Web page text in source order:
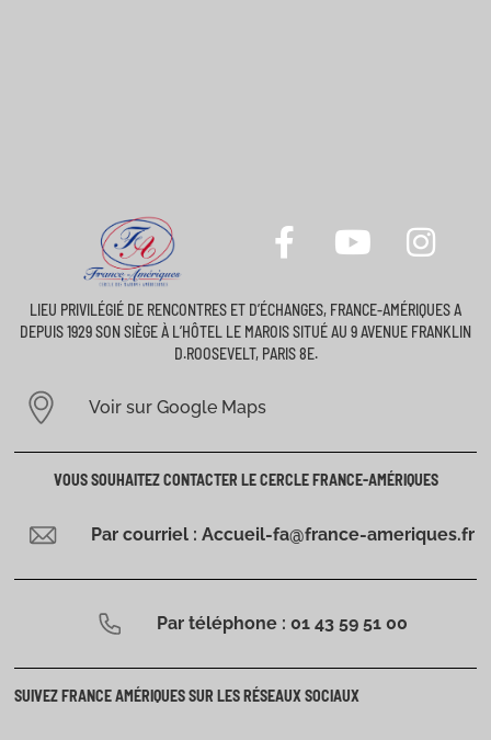
LIEU PRIVILÉGIÉ DE RENCONTRES ET D’ÉCHANGES, FRANCE-AMÉRIQUES A
DEPUIS 1929 SON SIÈGE À L’HÔTEL LE MAROIS SITUÉ AU 9 AVENUE FRANKLIN
D.ROOSEVELT, PARIS 8E.
Voir sur Google Maps
VOUS SOUHAITEZ CONTACTER LE CERCLE FRANCE-AMÉRIQUES
Par courriel : Accueil-fa@france-ameriques.fr
Par téléphone : 01 43 59 51 00
SUIVEZ FRANCE AMÉRIQUES SUR LES RÉSEAUX SOCIAUX